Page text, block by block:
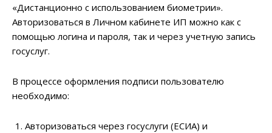
«Дистанционно с использованием биометрии».
Авторизоваться в Личном кабинете ИП можно как с
помощью логина и пароля, так и через учетную запись
госуслуг.
В процессе оформления подписи пользователю
необходимо:
Авторизоваться через госуслуги (ЕСИА) и